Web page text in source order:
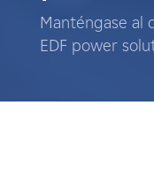
Terratenientes
Manténgase al
EDF power